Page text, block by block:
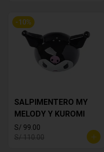
-10%
SALPIMENTERO MY
MELODY Y KUROMI
S/ 99.00
S/ 110.00